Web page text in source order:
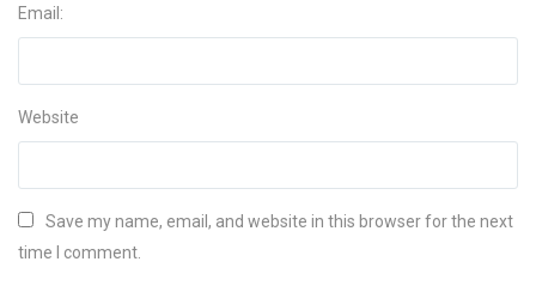
Email:
Website
Save my name, email, and website in this browser for the next
time I comment.